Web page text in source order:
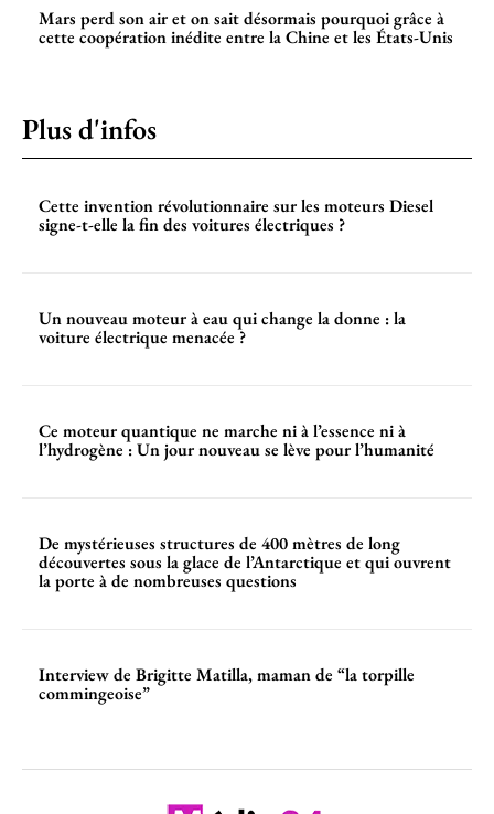
Mars perd son air et on sait désormais pourquoi grâce à
cette coopération inédite entre la Chine et les États-Unis
Plus d'infos
Cette invention révolutionnaire sur les moteurs Diesel
signe-t-elle la fin des voitures électriques ?
Un nouveau moteur à eau qui change la donne : la
voiture électrique menacée ?
Ce moteur quantique ne marche ni à l’essence ni à
l’hydrogène : Un jour nouveau se lève pour l’humanité
De mystérieuses structures de 400 mètres de long
découvertes sous la glace de l’Antarctique et qui ouvrent
la porte à de nombreuses questions
Interview de Brigitte Matilla, maman de “la torpille
commingeoise”